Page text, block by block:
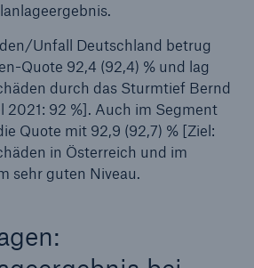
Unfall Deutschland betrug
Quote 92,4 (92,4) % und lag
durch das Sturmtief Bernd
2021: 92 %]. Auch im Segment
Quote mit 92,9 (92,7) % [Ziel:
in Österreich und im
sehr guten Niveau.